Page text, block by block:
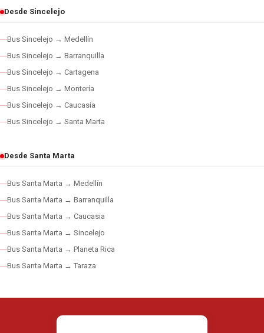
Desde Sincelejo
Bus Sincelejo → Medellín
Bus Sincelejo → Barranquilla
Bus Sincelejo → Cartagena
Bus Sincelejo → Montería
Bus Sincelejo → Caucasia
Bus Sincelejo → Santa Marta
Desde Santa Marta
Bus Santa Marta → Medellín
Bus Santa Marta → Barranquilla
Bus Santa Marta → Caucasia
Bus Santa Marta → Sincelejo
Bus Santa Marta → Planeta Rica
Bus Santa Marta → Taraza